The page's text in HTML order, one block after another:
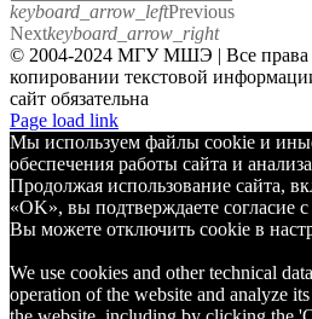
keyboard_arrow_leftPrevious
Nextkeyboard_arrow_right
© 2004-2024 МГУ МШЭ | Все
копировании текстовой
сайт обязательна
Telegram
Page load link
Мы используем файлы cookie и
обеспечения работы сайта и
Продолжая использование сайта,
«OK», вы подтверждаете согласие
Вы можете отключить cookie в
We use cookies and other technical
operation of the website and analyze